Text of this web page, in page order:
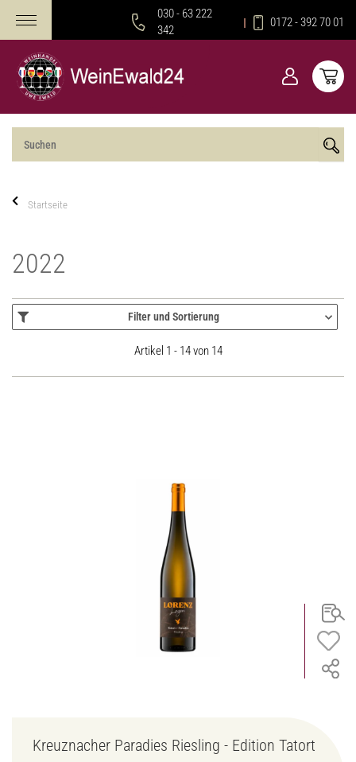
030 - 63 222
342
0172 - 392 70 01
Startseite
2022
Filter und Sortierung
Artikel 1 - 14 von 14
Kreuznacher Paradies Riesling - Edition Tatort